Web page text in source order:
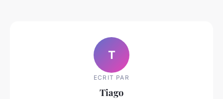
T
ECRIT PAR
Tiago